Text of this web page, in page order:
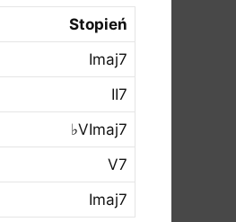
Stopień
Imaj7
II7
♭VImaj7
V7
Imaj7